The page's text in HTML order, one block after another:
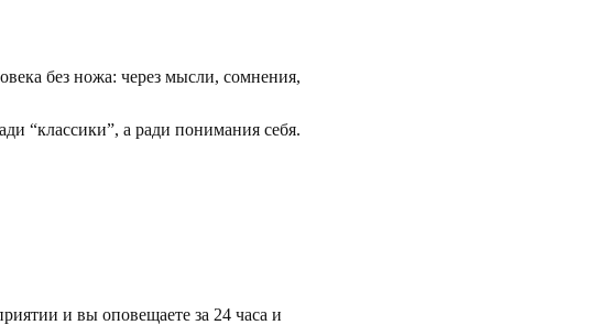
без ножа: через мысли, сомнения,
“классики”, а ради понимания себя.
и вы оповещаете за 24 часа и